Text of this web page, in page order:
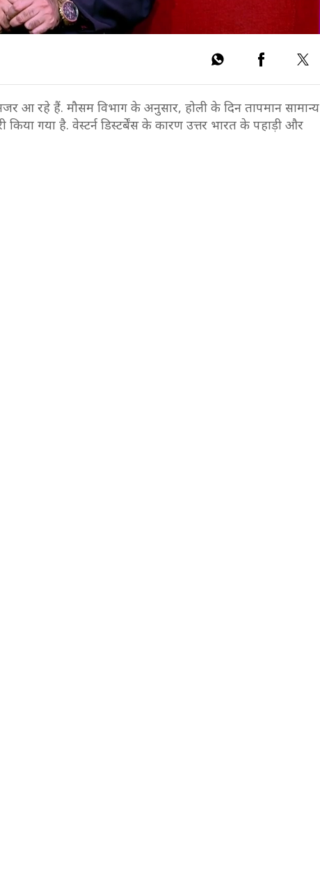
आ रहे हैं. मौसम विभाग के अनुसार, होली के दिन तापमान सामान्य
गया है. वेस्टर्न डिस्टर्बेंस के कारण उत्तर भारत के पहाड़ी और